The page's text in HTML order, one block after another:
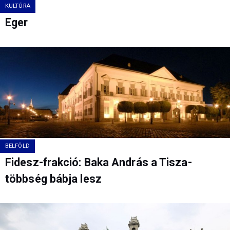
KULTÚRA
Eger
BELFÖLD
Fidesz-frakció: Baka András a Tisza-
többség bábja lesz